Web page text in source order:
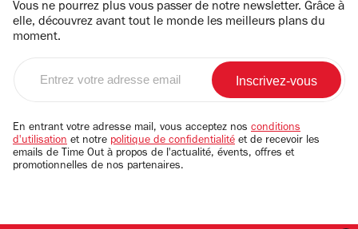
Vous ne pourrez plus vous passer de notre newsletter. Grâce à
elle, découvrez avant tout le monde les meilleurs plans du
moment.
email
En entrant votre adresse mail, vous acceptez nos conditions
d'utilisation et notre politique de confidentialité et de recevoir les
emails de Time Out à propos de l'actualité, évents, offres et
promotionnelles de nos partenaires.